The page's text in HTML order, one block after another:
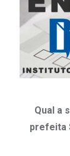
CONQUISTA E
torcedores
12/06/2026
Qual a
prefeita